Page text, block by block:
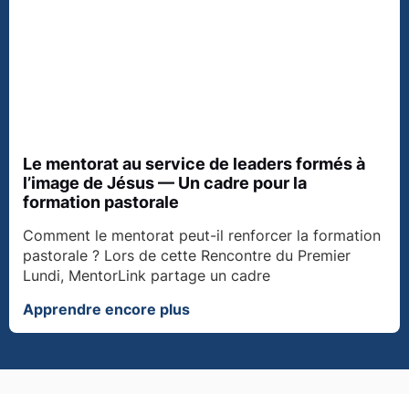
Le mentorat au service de leaders formés à
l’image de Jésus — Un cadre pour la
formation pastorale
Comment le mentorat peut-il renforcer la formation
pastorale ? Lors de cette Rencontre du Premier
Lundi, MentorLink partage un cadre
Apprendre encore plus